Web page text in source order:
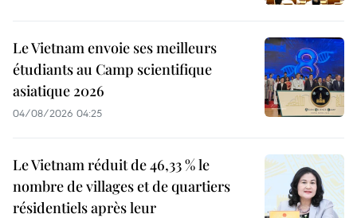
Le Vietnam envoie ses meilleurs
étudiants au Camp scientifique
asiatique 2026
04/08/2026 04:25
Le Vietnam réduit de 46,33 % le
nombre de villages et de quartiers
résidentiels après leur